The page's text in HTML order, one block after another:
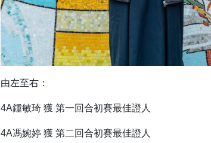
由左至右：
4A鍾敏琦 獲 第一回合初賽最佳證人
4A馮婉婷 獲 第二回合初賽最佳證人